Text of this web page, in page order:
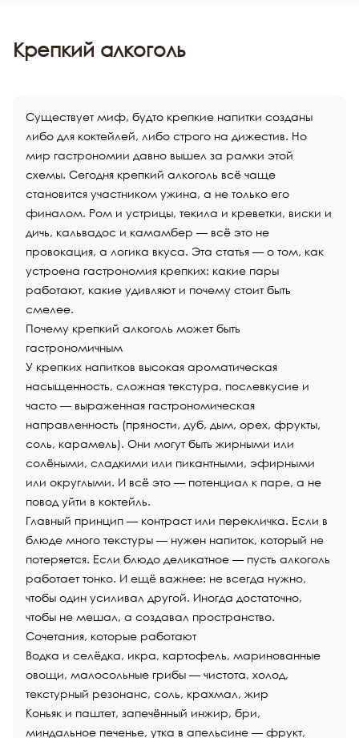
Крепкий алкоголь
Существует миф, будто крепкие напитки созданы
либо для коктейлей, либо строго на дижестив. Но
мир гастрономии давно вышел за рамки этой
схемы. Сегодня крепкий алкоголь всё чаще
становится участником ужина, а не только его
финалом. Ром и устрицы, текила и креветки, виски и
дичь, кальвадос и камамбер — всё это не
провокация, а логика вкуса. Эта статья — о том, как
устроена гастрономия крепких: какие пары
работают, какие удивляют и почему стоит быть
смелее.
Почему крепкий алкоголь может быть
гастрономичным
У крепких напитков высокая ароматическая
насыщенность, сложная текстура, послевкусие и
часто — выраженная гастрономическая
направленность (пряности, дуб, дым, орех, фрукты,
соль, карамель). Они могут быть жирными или
солёными, сладкими или пикантными, эфирными
или округлыми. И всё это — потенциал к паре, а не
повод уйти в коктейль.
Главный принцип — контраст или перекличка. Если в
блюде много текстуры — нужен напиток, который не
потеряется. Если блюдо деликатное — пусть алкоголь
работает тонко. И ещё важнее: не всегда нужно,
чтобы один усиливал другой. Иногда достаточно,
чтобы не мешал, а создавал пространство.
Сочетания, которые работают
Водка и селёдка, икра, картофель, маринованные
овощи, малосольные грибы — чистота, холод,
текстурный резонанс, соль, крахмал, жир
Коньяк и паштет, запечённый инжир, бри,
миндальное печенье, утка в апельсине — фрукт,